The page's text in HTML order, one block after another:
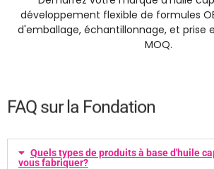
développement flexible de formules
d'emballage, échantillonnage, et prise
MOQ.
FAQ sur la Fondation
Quels types de produits à base d'huile
vous fabriquer?